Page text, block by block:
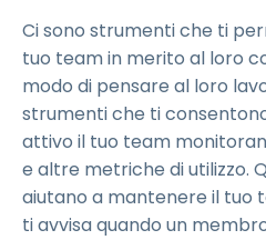
Ci sono strumenti che ti
tuo team in merito al loro
modo di pensare al loro
strumenti che ti
attivo il tuo team
e altre metriche di utilizzo.
aiutano a mantenere il tuo
ti avvisa quando un